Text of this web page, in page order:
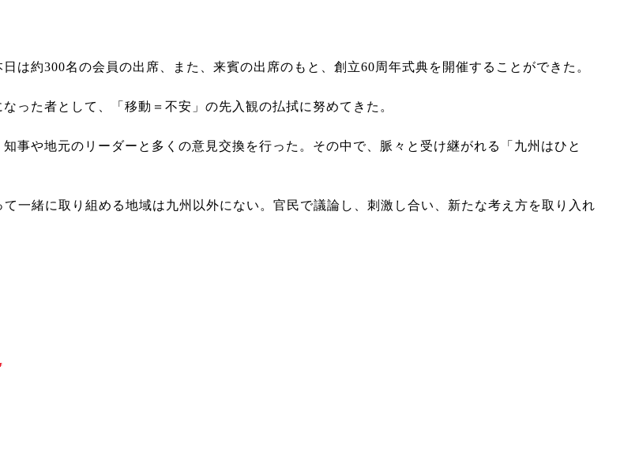
約300名の会員の出席、また、来賓の出席のもと、創立60周年式典を開催することができた。
た者として、「移動＝不安」の先入観の払拭に努めてきた。
や地元のリーダーと多くの意見交換を行った。その中で、脈々と受け継がれる「九州はひと
一緒に取り組める地域は九州以外にない。官民で議論し、刺激し合い、新たな考え方を取り入れ